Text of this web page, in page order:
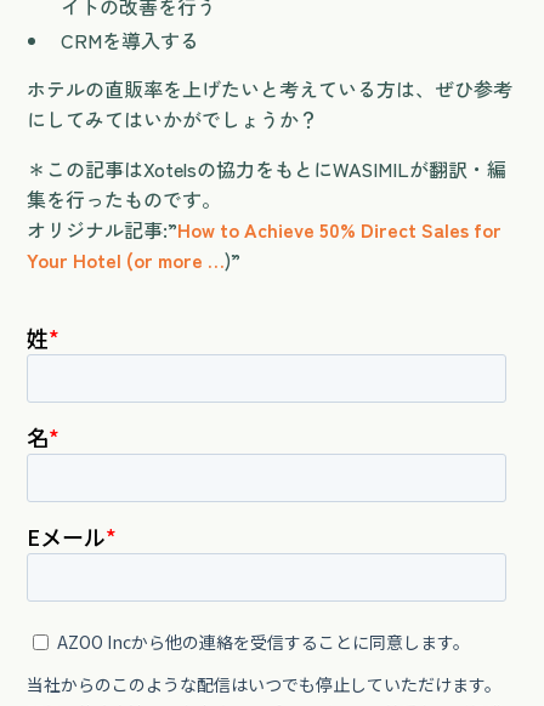
イトの改善を行う
CRMを導入する
ホテルの直販率を上げたいと考えている方は、ぜひ参考
にしてみてはいかがでしょうか？
＊この記事はXotelsの協力をもとにWASIMILが翻訳・編
集を行ったものです。
オリジナル記事:”How to Achieve 50% Direct Sales for
Your Hotel (or more …)”